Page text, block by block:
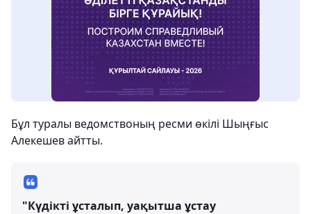
Бұл туралы ведомствоның ресми өкілі Шыңғыс
Алекешев айтты.
"Күдікті ұсталып, уақытша ұстау